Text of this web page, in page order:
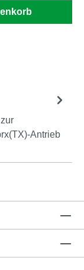
Antrieb